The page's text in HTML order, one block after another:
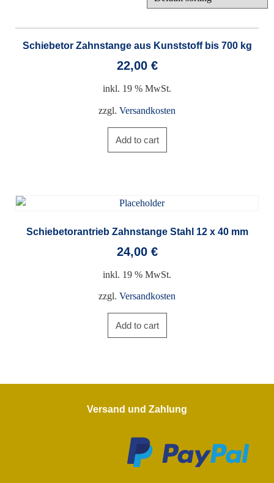
Schiebetor Zahnstange aus Kunststoff bis 700 kg
22,00 €
inkl. 19 % MwSt.
zzgl. Versandkosten
Add to cart
Schiebetorantrieb Zahnstange Stahl 12 x 40 mm
24,00 €
inkl. 19 % MwSt.
zzgl. Versandkosten
Add to cart
Versand und Zahlung